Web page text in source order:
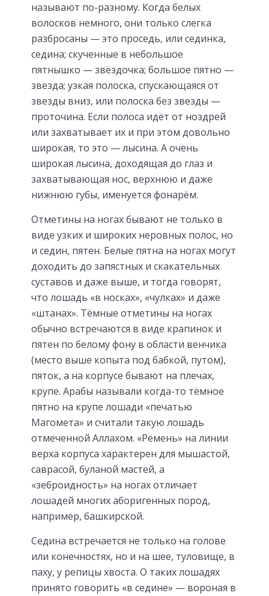
называют по-разному. Когда белых
волосков немного, они только слегка
разбросаны — это проседь, или сединка,
седина; скученные в небольшое
пятнышко — звёздочка; большое пятно —
звезда; узкая полоска, спускающаяся от
звезды вниз, или полоска без звезды —
проточина. Если полоса идёт от ноздрей
или захватывает их и при этом довольно
широкая, то это — лысина. А очень
широкая лысина, доходящая до глаз и
захватывающая нос, верхнюю и даже
нижнюю губы, именуется фонарём.
Отметины на ногах бывают не только в
виде узких и широких неровных полос, но
и седин, пятен. Белые пятна на ногах могут
доходить до запястных и скакательных
суставов и даже выше, и тогда говорят,
что лошадь «в носках», «чулках» и даже
«штанах». Тёмные отметины на ногах
обычно встречаются в виде крапинок и
пятен по белому фону в области венчика
(место выше копыта под бабкой, путом),
пяток, а на корпусе бывают на плечах,
крупе. Арабы называли когда-то тёмное
пятно на крупе лошади «печатью
Магомета» и считали такую лошадь
отмеченной Аллахом. «Ремень» на линии
верха корпуса характерен для мышастой,
саврасой, буланой мастей, а
«зеброидность» на ногах отличает
лошадей многих аборигенных пород,
например, башкирской.
Седина встречается не только на голове
или конечностях, но и на шее, туловище, в
паху, у репицы хвоста. О таких лошадях
принято говорить «в седине» — вороная в